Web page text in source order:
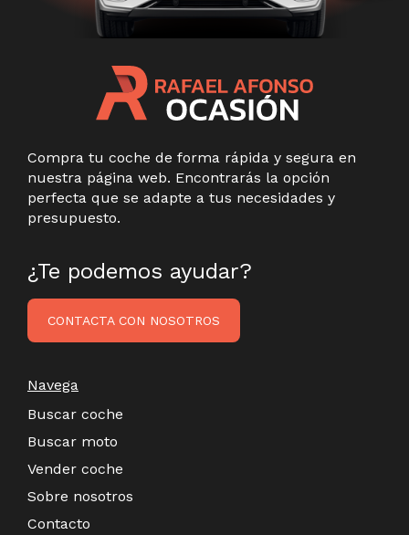
Compra tu coche de forma rápida y segura en
nuestra página web. Encontrarás la opción
perfecta que se adapte a tus necesidades y
presupuesto.
¿Te podemos ayudar?
CONTACTA CON NOSOTROS
Navega
Buscar coche
Buscar moto
Vender coche
Sobre nosotros
Contacto